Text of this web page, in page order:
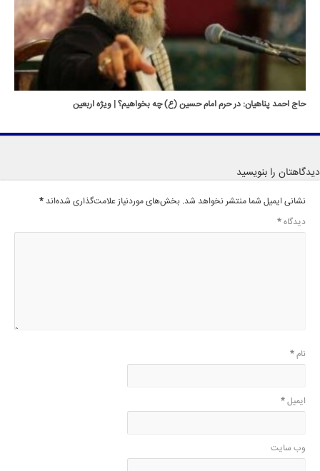
حاج احمد پناهیان: در حرم امام حسین (ع) چه بخواهیم؟ | ویژه اربعین
دیدگاهتان را بنویسید
نشانی ایمیل شما منتشر نخواهد شد. بخش‌های موردنیاز علامت‌گذاری شده‌اند *
دیدگاه*
نام*
ایمیل*
وب‌ سایت